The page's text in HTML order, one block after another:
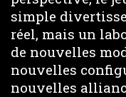
simple
réel, mais un
de nouvelles
nouvelles
nouvelles